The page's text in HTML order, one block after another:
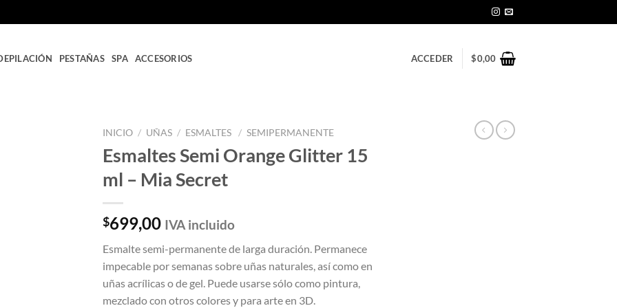
PESTAÑAS SPA ACCESORIOS ACCEDER $0,00
INICIO / UÑAS / ESMALTES / SEMIPERMANENTE
Esmaltes Semi Orange Glitter 15
ml – Mia Secret
$699,00 IVA incluido
Esmalte semi-permanente de larga duración. Permanece
impecable por semanas sobre uñas naturales, así como en
uñas acrílicas o de gel. Puede usarse sólo como pintura,
mezclado con otros colores y para arte en 3D.